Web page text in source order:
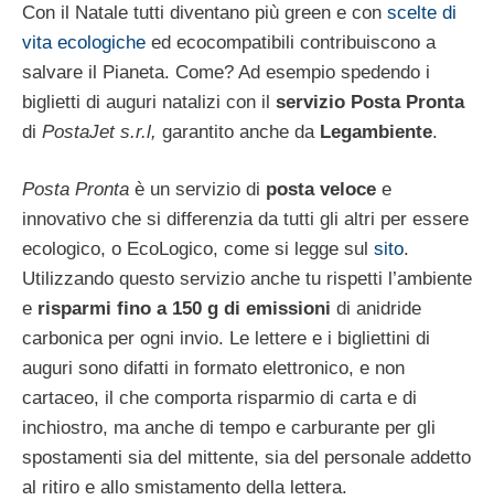
Con il Natale tutti diventano più green e con scelte di
vita ecologiche ed ecocompatibili contribuiscono a
salvare il Pianeta. Come? Ad esempio spedendo i
biglietti di auguri natalizi con il servizio Posta Pronta
di PostaJet s.r.l, garantito anche da Legambiente.
Posta Pronta è un servizio di posta veloce e
innovativo che si differenzia da tutti gli altri per essere
ecologico, o EcoLogico, come si legge sul sito.
Utilizzando questo servizio anche tu rispetti l’ambiente
e risparmi fino a 150 g di emissioni di anidride
carbonica per ogni invio. Le lettere e i bigliettini di
auguri sono difatti in formato elettronico, e non
cartaceo, il che comporta risparmio di carta e di
inchiostro, ma anche di tempo e carburante per gli
spostamenti sia del mittente, sia del personale addetto
al ritiro e allo smistamento della lettera.